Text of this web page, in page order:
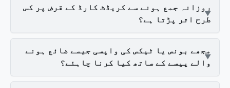
روزانہ جمع ہونے سے کریڈٹ کارڈ کے قرض پر کس
طرح اثر پڑتا ہے؟
مجھے بونس یا ٹیکس کی واپسی جیسے ضائع ہونے
والے پیسے کے ساتھ کیا کرنا چاہئے؟